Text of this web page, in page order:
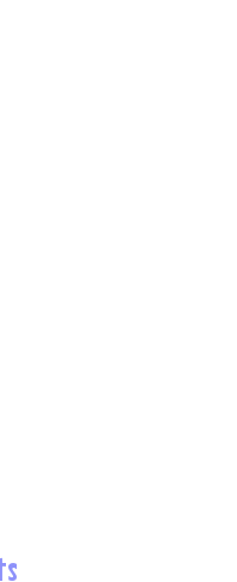
à votre liste d'envies.